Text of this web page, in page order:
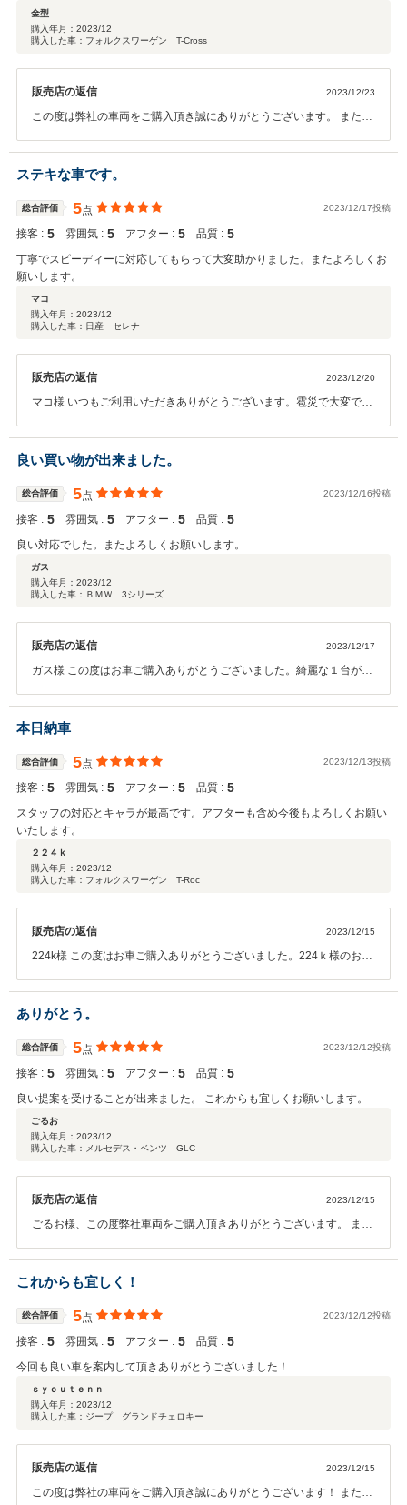
金型
購入年月： 2023/12
購入した車：フォルクスワーゲン T-Cross
販売店の返信 2023/12/23
この度は弊社の車両をご購入頂き誠にありがとうございます。 また、
りサポートさせて頂きますので 何かお困りのこと起きた際はお気軽に
ご連絡くださいませ。
ステキな車です。
総合評価 5点 2023/12/17投稿
接客 : 5 雰囲気 : 5 アフター : 5 品質 : 5
丁寧でスピーディーに対応してもらって大変助かりました。またよろしくお
願いします。
マコ
購入年月： 2023/12
購入した車：日産 セレナ
販売店の返信 2023/12/20
マコ様 いつもご利用いただきありがとうございます。雹災で大変でし
ただけるようしっかりフォローさせていただきますので安心してカー
ライフをお楽しみください。良い年越しをお過ごしください。ありが
とうございました！！
良い買い物が出来ました。
総合評価 5点 2023/12/16投稿
接客 : 5 雰囲気 : 5 アフター : 5 品質 : 5
良い対応でした。またよろしくお願いします。
ガス
購入年月： 2023/12
購入した車：ＢＭＷ 3シリーズ
販売店の返信 2023/12/17
ガス様 この度はお車ご購入ありがとうございました。綺麗な１台がご
ろもございますのでご不明点はお気楽にお尋ねいただければと思いま
す。快適なカーライフをお楽しみください。ありがとうございまし
本日納車
総合評価 5点 2023/12/13投稿
接客 : 5 雰囲気 : 5 アフター : 5 品質 : 5
スタッフの対応とキャラが最高です。アフターも含め今後もよろしくお願い
いたします。
２２４ｋ
購入年月： 2023/12
購入した車：フォルクスワーゲン T-Roc
販売店の返信 2023/12/15
224k様 この度はお車ご購入ありがとうございました。224ｋ様のお人
ックもご加入いただき今後しっかりフォローさせていただきますので
安心してカーライフをお楽しみください。ありがとうございまし
た！！
ありがとう。
総合評価 5点 2023/12/12投稿
接客 : 5 雰囲気 : 5 アフター : 5 品質 : 5
良い提案を受けることが出来ました。 これからも宜しくお願いします。
ごるお
購入年月： 2023/12
購入した車：メルセデス・ベンツ GLC
販売店の返信 2023/12/15
ごるお様、この度弊社車両をご購入頂きありがとうございます。 ま
ます。 ごるお様のカーライフをしっかりサポートさせて頂きます！
これからも宜しく！
総合評価 5点 2023/12/12投稿
接客 : 5 雰囲気 : 5 アフター : 5 品質 : 5
今回も良い車を案内して頂きありがとうございました！
ｓｙｏｕｔｅｎｎ
購入年月： 2023/12
購入した車：ジープ グランドチェロキー
販売店の返信 2023/12/15
この度は弊社の車両をご購入頂き誠にありがとうございます！ また、